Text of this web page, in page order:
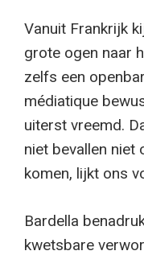
Vanuit Frankrijk
grote ogen naar
zelfs een
médiatique
uiterst vreemd.
niet bevallen niet
komen, lijkt ons
Bardella
kwetsbare